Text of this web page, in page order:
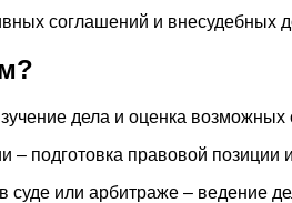
соглашений и внесудебных
дела и оценка возможных
– подготовка правовой позиции
суде или арбитраже – ведение